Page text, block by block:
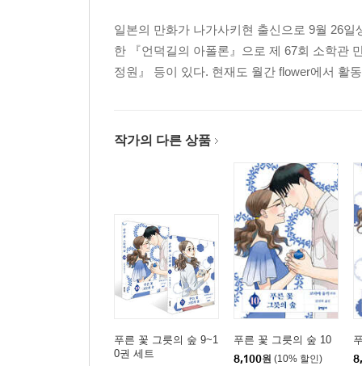
일본의 만화가 나가사키현 출신으로 9월 26
한 『언덕길의 아폴론』으로 제 67회 소학관
정원』 등이 있다. 현재도 월간 flower에서 활
작가의 다른 상품
푸른 꽃 그릇의 숲 9~1
0권 세트
푸른 꽃 그릇의 숲 10
8,100원 (10% 할인)